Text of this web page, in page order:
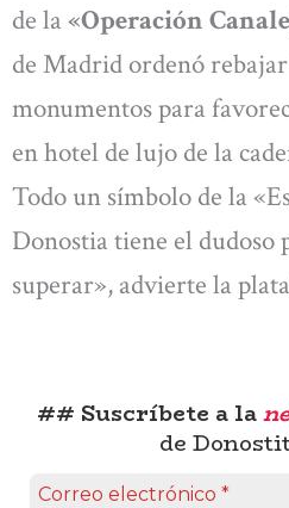
de la «Operación
de Madrid ordenó
monumentos para
en hotel de lujo de la
Todo un símbolo de la
Donostia tiene el dudoso
superar», advierte la
## Suscríbete a la
de